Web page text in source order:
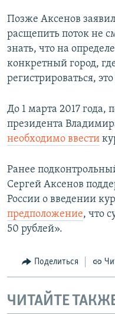
Позже Аксенов
расщепить поток не
знать, что на
конкретный город,
регистрироваться,
До 1 марта 2017 года,
президента
необходимо ввести
Ранее
Сергей Аксенов
России о введении
предположение, что
50 рублей».
Поделиться
ЧИТАЙТЕ